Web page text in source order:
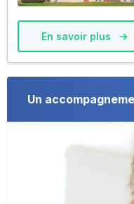
En savoir plus
Un